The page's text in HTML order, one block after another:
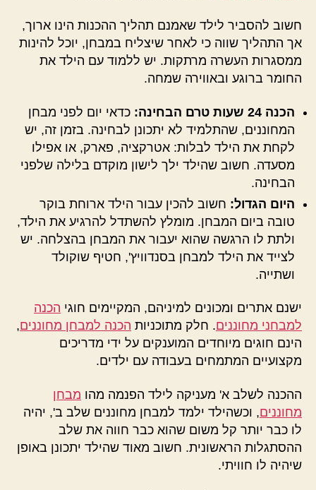
חשוב להסביר לילד שאמנם תהליך ההכנות הינו ארוך,
אך התהליך שווה כי לאחר שיצליח במבחן, יוכל להינות
ממסגרות העשרה מרתקות. יש ללמוד עם הילד את
החומר ברוגע ובאווירה שמחה.
הכנה 24 שעות טרם הבחינה:
כדאי יום לפני מבחן
המחוננים, שהתלמיד לא יתכונן לבחינה. בזמן זה, יש
לקחת את הילד לבלות: אטרקציה, פארק, או אפילו
מסעדה. חשוב שהילד ילך לישון מוקדם בלילה שלפני
הבחינה.
היום הגדול: חשוב להכין עבור הילד ארוחת בוקר
טובה ביום המבחן. מומלץ להשתדל להרגיע את הילד,
ולתת לו הרגשה שהוא יעבור את המבחן בהצלחה. יש
לצייד את הילד למבחן בסנדוויץ', חטיף שוקולד
ושתייה.
ישנם אתרים ומכונים למיניהם, המקיימים חוגי הכנה
למבחני מחוננים. חלק מתוכניות הכנה למבחן מחוננים,
הינם חוגים מיוחדים המוענקים על ידי מדריכים
מקצועיים המתמחים בעבודה עם ילדים.
ההכנה לשלב א' מעניקה לילד הפנמה מהו מבחן
מחוננים, וכשהילד ילמד למבחן מחוננים שלב ב', יהיה
לו כבר יותר קל משום שהוא כבר חווה את שלב
ההסתגלות הראשונית. חשוב מאוד שהילד יתכונן באופן
שיהיה לו חוויתי.